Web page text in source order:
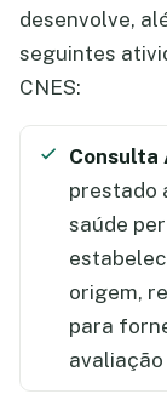
desenvolve,
seguintes
CNES:
Consulta
prestado
saúde
origem,
para